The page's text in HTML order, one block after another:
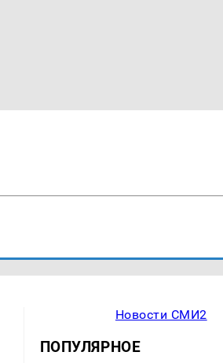
Новости СМИ2
ПОПУЛЯРНОЕ